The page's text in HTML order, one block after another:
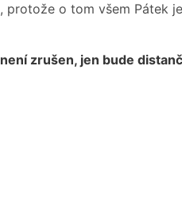
, protože o tom všem Pátek
není zrušen, jen bude